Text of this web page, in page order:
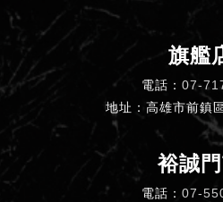
旗艦
電話： 07-
地址：高雄市前鎮
裕誠
電話： 07-